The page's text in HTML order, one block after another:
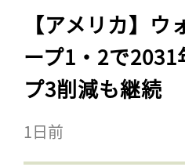
【アメリカ】
ープ1・2で
プ3削減も継続
1日前